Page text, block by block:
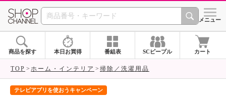
SHOP CHANNEL シメニュー
商品を探す 本日お買得 番組表 SCピープル カート
TOP ホーム・インテリア 掃除／洗濯用品
テレビアプリを使おうキャンペーン